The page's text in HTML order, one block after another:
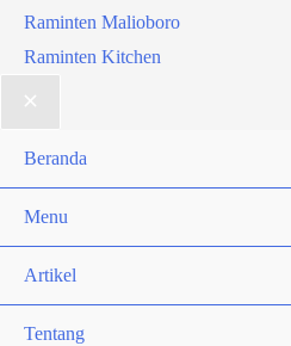
Raminten Malioboro
Raminten Kitchen
Beranda
Menu
Artikel
Tentang